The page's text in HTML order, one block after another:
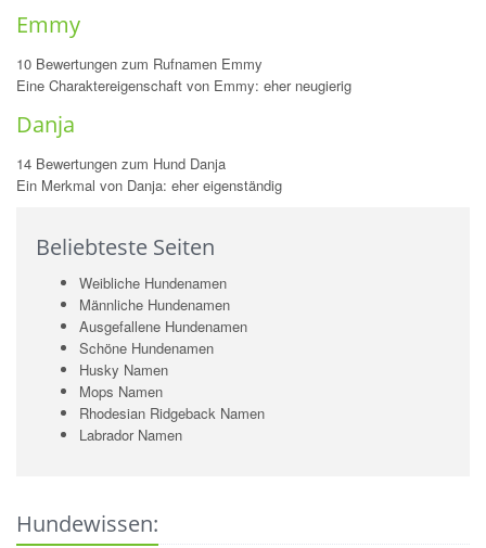
Emmy
10 Bewertungen zum Rufnamen Emmy
Eine Charaktereigenschaft von Emmy: eher neugierig
Danja
14 Bewertungen zum Hund Danja
Ein Merkmal von Danja: eher eigenständig
Beliebteste Seiten
Weibliche Hundenamen
Männliche Hundenamen
Ausgefallene Hundenamen
Schöne Hundenamen
Husky Namen
Mops Namen
Rhodesian Ridgeback Namen
Labrador Namen
Hundewissen: